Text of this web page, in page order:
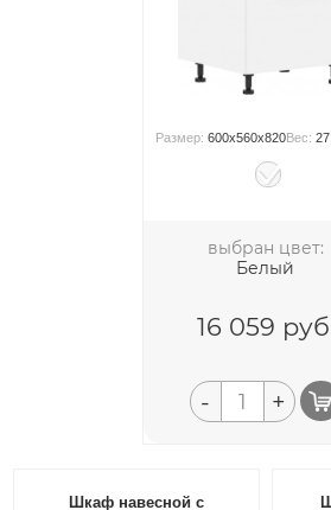
Размер:600x560x820Вес:
выбран цвет:
Белый
16 059
- +
Шкаф навесной с